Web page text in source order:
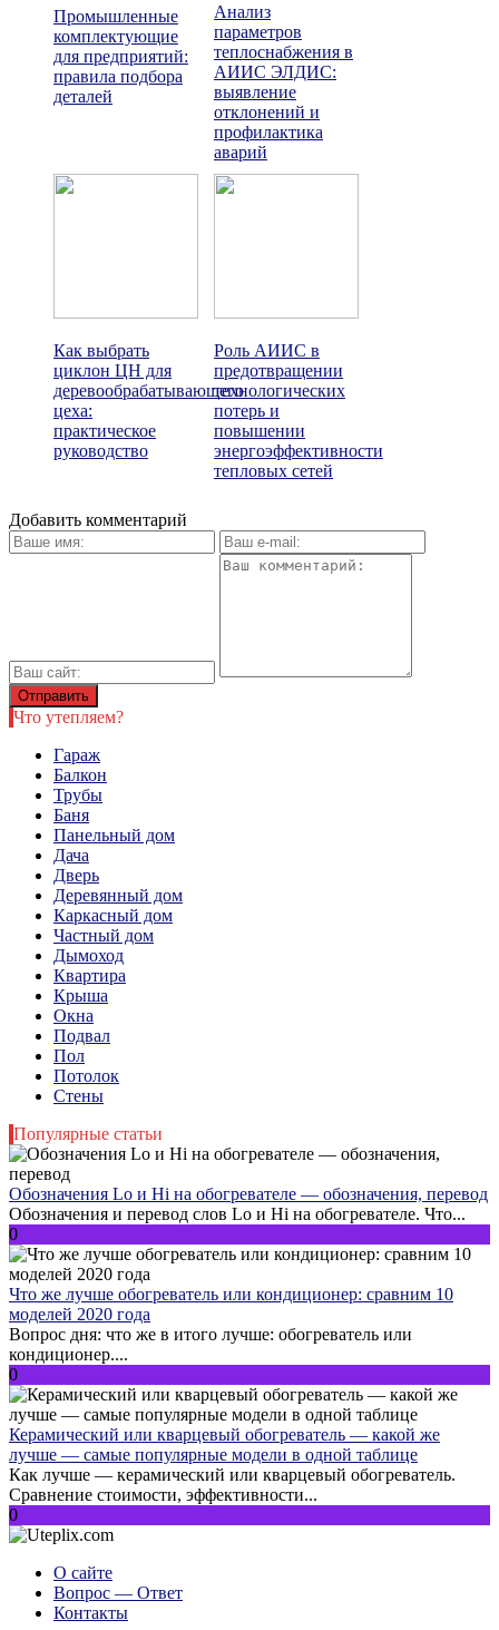
Промышленные
комплектующие
для предприятий:
правила подбора
деталей
Анализ
параметров
теплоснабжения в
АИИС ЭЛДИС:
выявление
отклонений и
профилактика
аварий
Как выбрать
циклон ЦН для
деревообрабатывающего
цеха:
практическое
руководство
Роль АИИС в
предотвращении
технологических
потерь и
повышении
энергоэффективности
тепловых сетей
Добавить комментарий
Что утепляем?
Гараж
Балкон
Трубы
Баня
Панельный дом
Дача
Дверь
Деревянный дом
Каркасный дом
Частный дом
Дымоход
Квартира
Крыша
Окна
Подвал
Пол
Потолок
Стены
Популярные статьи
Обозначения Lo и Hi на обогревателе — обозначения, перевод
Обозначения и перевод слов Lo и Hi на обогревателе. Что...
0
Что же лучше обогреватель или кондиционер: сравним 10
моделей 2020 года
Вопрос дня: что же в итого лучше: обогреватель или
кондиционер....
0
Керамический или кварцевый обогреватель — какой же
лучше — самые популярные модели в одной таблице
Как лучше — керамический или кварцевый обогреватель.
Сравнение стоимости, эффективности...
0
О сайте
Вопрос — Ответ
Контакты